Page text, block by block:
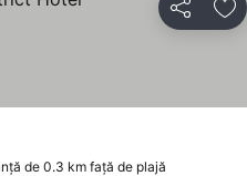
Distribuiți
de 0.3 km față de plajă